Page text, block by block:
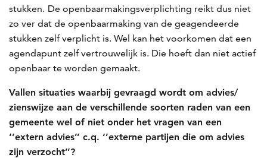
stukken. De openbaarmakingsverplichting reikt dus niet
zo ver dat de openbaarmaking van de geagendeerde
stukken zelf verplicht is. Wel kan het voorkomen dat een
agendapunt zelf vertrouwelijk is. Die hoeft dan niet actief
openbaar te worden gemaakt.
Vallen situaties waarbij gevraagd wordt om advies/
zienswijze aan de verschillende soorten raden van een
gemeente wel of niet onder het vragen van een
‘’extern advies’’ c.q. ‘’externe partijen die om advies
zijn verzocht’’?